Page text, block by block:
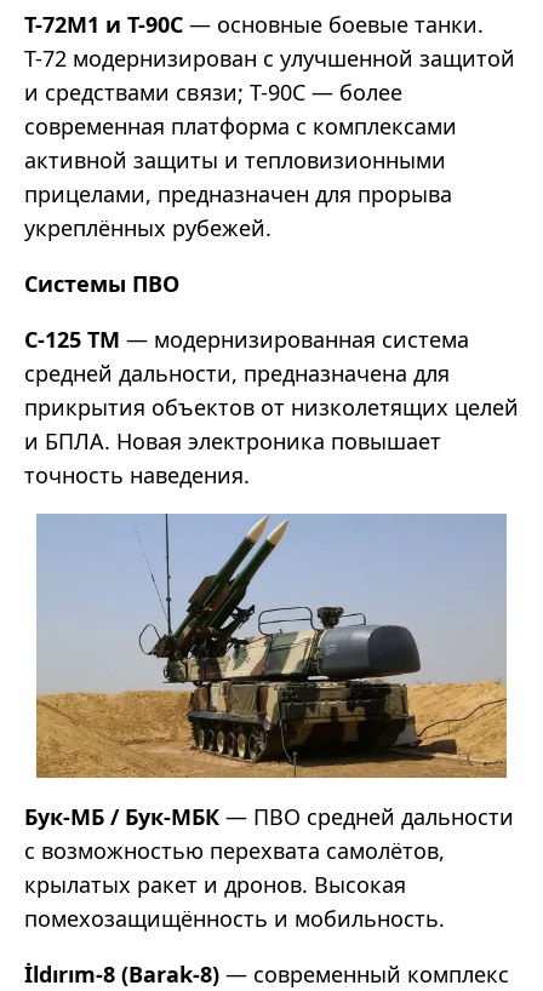
Т-72М1 и Т-90С — основные боевые танки.
Т-72 модернизирован с улучшенной защитой
и средствами связи; Т-90С — более
современная платформа с комплексами
активной защиты и тепловизионными
прицелами, предназначен для прорыва
укреплённых рубежей.
Системы ПВО
С-125 TM — модернизированная система
средней дальности, предназначена для
прикрытия объектов от низколетящих целей
и БПЛА. Новая электроника повышает
точность наведения.
Бук-МБ / Бук-МБК — ПВО средней дальности
с возможностью перехвата самолётов,
крылатых ракет и дронов. Высокая
помехозащищённость и мобильность.
İldırım-8 (Barak-8) — современный комплекс